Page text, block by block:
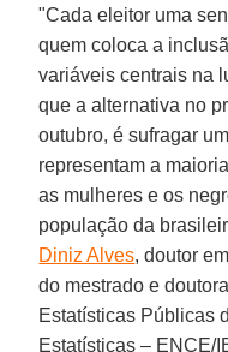
"Cada eleitor uma
quem coloca a
variáveis centrais na
que a alternativa no
outubro, é sufragar
representam a
as mulheres e os
população da
Diniz Alves, doutor
do mestrado e
Estatísticas Públicas
Estatísticas – ENCE/